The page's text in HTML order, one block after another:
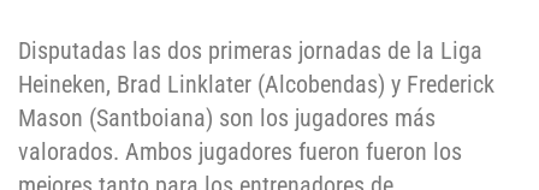
Disputadas las dos primeras jornadas de la Liga
Heineken, Brad Linklater (Alcobendas) y Frederick
Mason (Santboiana) son los jugadores más
valorados. Ambos jugadores fueron fueron los